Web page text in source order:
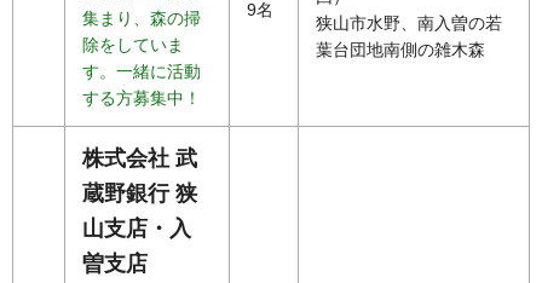
集まり、森の掃
除をしていま
す。一緒に活動
する方募集中！
9名
狭山市水野、南入曽の若
葉台団地南側の雑木森
株式会社 武
蔵野銀行 狭
山支店・入
曽支店